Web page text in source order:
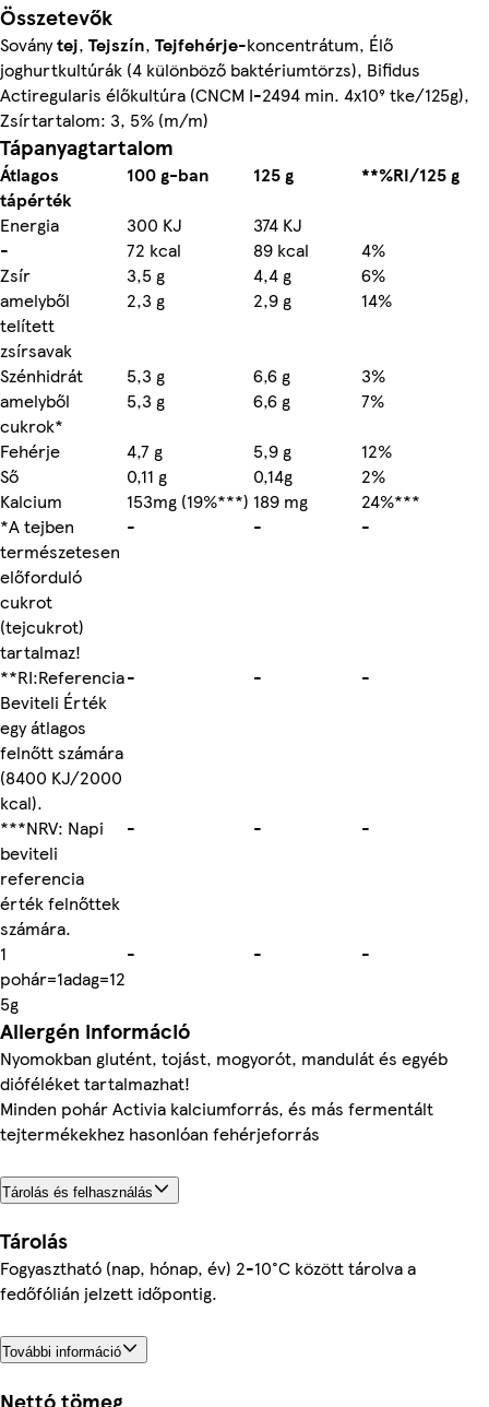
Összetevők
Soványtej, Tejszín, Tejfehérje-koncentrátum, Élő
joghurtkultúrák (4 különböző baktériumtörzs), Bifidus
Actiregularis élőkultúra (CNCM I-2494 min. 4x10⁹ tke/125g),
Zsírtartalom: 3, 5% (m/m)
Tápanyagtartalom
Átlagos
tápérték
100 g-ban 125 g
**%RI/125 g
Energia
300 KJ
374 KJ
-
72 kcal 89 kcal
4%
Zsír
3,5 g 4,4 g
6%
amelyből
telített
zsírsavak
2,3 g 2,9 g 14%
Szénhidrát 5,3 g 6,6 g
3%
amelyből
cukrok*
5,3 g 6,6 g
7%
Fehérje
4,7 g 5,9 g
12%
Ső
0,11 g 0,14g
2%
Kalcium
153mg (19%***) 189 mg
24%***
*A tejben
természetesen
előforduló
cukrot
(tejcukrot)
tartalmaz!
- - -
**RI:Referencia
Beviteli Érték
egy átlagos
felnőtt számára
(8400 KJ/2000
kcal).
- - -
***NRV: Napi
beviteli
referencia
érték felnőttek
számára.
- - -
1
pohár=1adag=12
5g
- - -
Allergén információ
Nyomokban glutént, tojást, mogyorót, mandulát és egyéb
dióféléket tartalmazhat!
Minden pohár Activia kalciumforrás, és más fermentált
tejtermékekhez hasonlóan fehérjeforrás
Tárolás és felhasználás
Tárolás
Fogyasztható (nap, hónap, év) 2-10°C között tárolva a
fedőfólián jelzett időpontig.
További információ